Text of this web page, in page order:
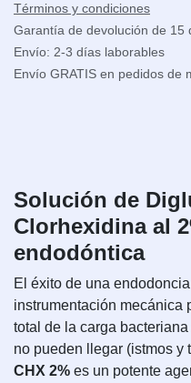
Términos y condiciones
Garantía de devolución de 15
Envío: 2-3 días laborables
Envío GRATIS en pedidos de
Solución de
Clorhexidina al
endodóntica
El éxito de una
instrumentación mecánica
total de la carga
no pueden llegar (istmos y
CHX 2% es un potente